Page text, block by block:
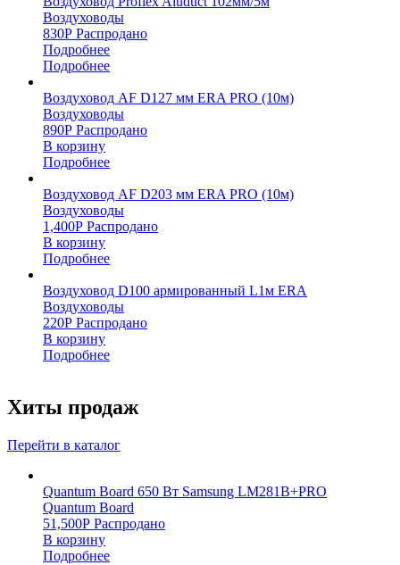
Воздуховоды
830Р Распродано
Подробнее
Подробнее
Воздуховод AF D127 мм ERA PRO (10м)
Воздуховоды
890Р Распродано
В корзину
Подробнее
Воздуховод AF D203 мм ERA PRO (10м)
Воздуховоды
1,400Р Распродано
В корзину
Подробнее
Воздуховод D100 армированный L1м ERA
Воздуховоды
220Р Распродано
В корзину
Подробнее
Хиты продаж
Перейти в каталог
Quantum Board 650 Вт Samsung LM281B+PRO
Quantum Board
51,500Р Распродано
В корзину
Подробнее